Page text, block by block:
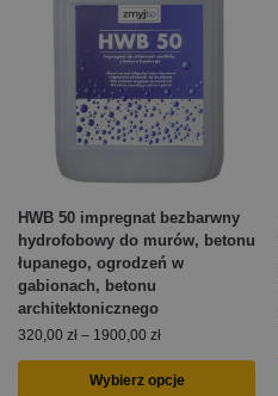
HWB 50 impregnat bezbarwny
hydrofobowy do murów, betonu
łupanego, ogrodzeń w
gabionach, betonu
architektonicznego
320,00 zł – 1900,00 zł
Wybierz opcje